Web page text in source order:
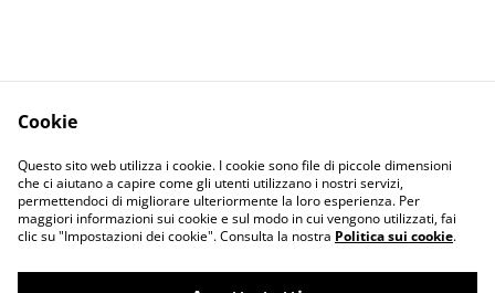
Contact Us
Legal Terms
Privacy Policy
Cookie Policy
Cookie
Questo sito web utilizza i cookie. I cookie sono file di piccole dimensioni
che ci aiutano a capire come gli utenti utilizzano i nostri servizi,
permettendoci di migliorare ulteriormente la loro esperienza. Per
maggiori informazioni sui cookie e sul modo in cui vengono utilizzati, fai
clic su "Impostazioni dei cookie". Consulta la nostra Politica sui cookie.